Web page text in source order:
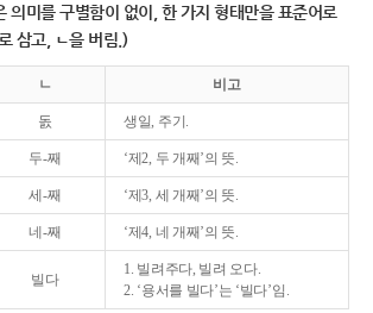
의미를 구별함이 없이, 한 가지 형태만을 표준어로
삼고, ㄴ을 버림.)
ㄴ 비고
돐 생일, 주기.
두-째 ‘제2, 두 개째’의 뜻.
세-째 ‘제3, 세 개째’의 뜻.
네-째 ‘제4, 네 개째’의 뜻.
빌다
1. 빌려주다, 빌려 오다.
2. ‘용서를 빌다’는 ‘빌다’임.